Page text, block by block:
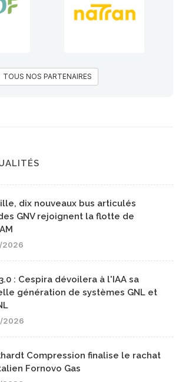
TOUS NOS PARTENAIRES
dix nouveaux bus articulés
GNV rejoignent la flotte de
2026
: Cespira dévoilera à l'IAA sa
génération de systèmes GNL et
2026
Compression finalise le rachat
Fornovo Gas